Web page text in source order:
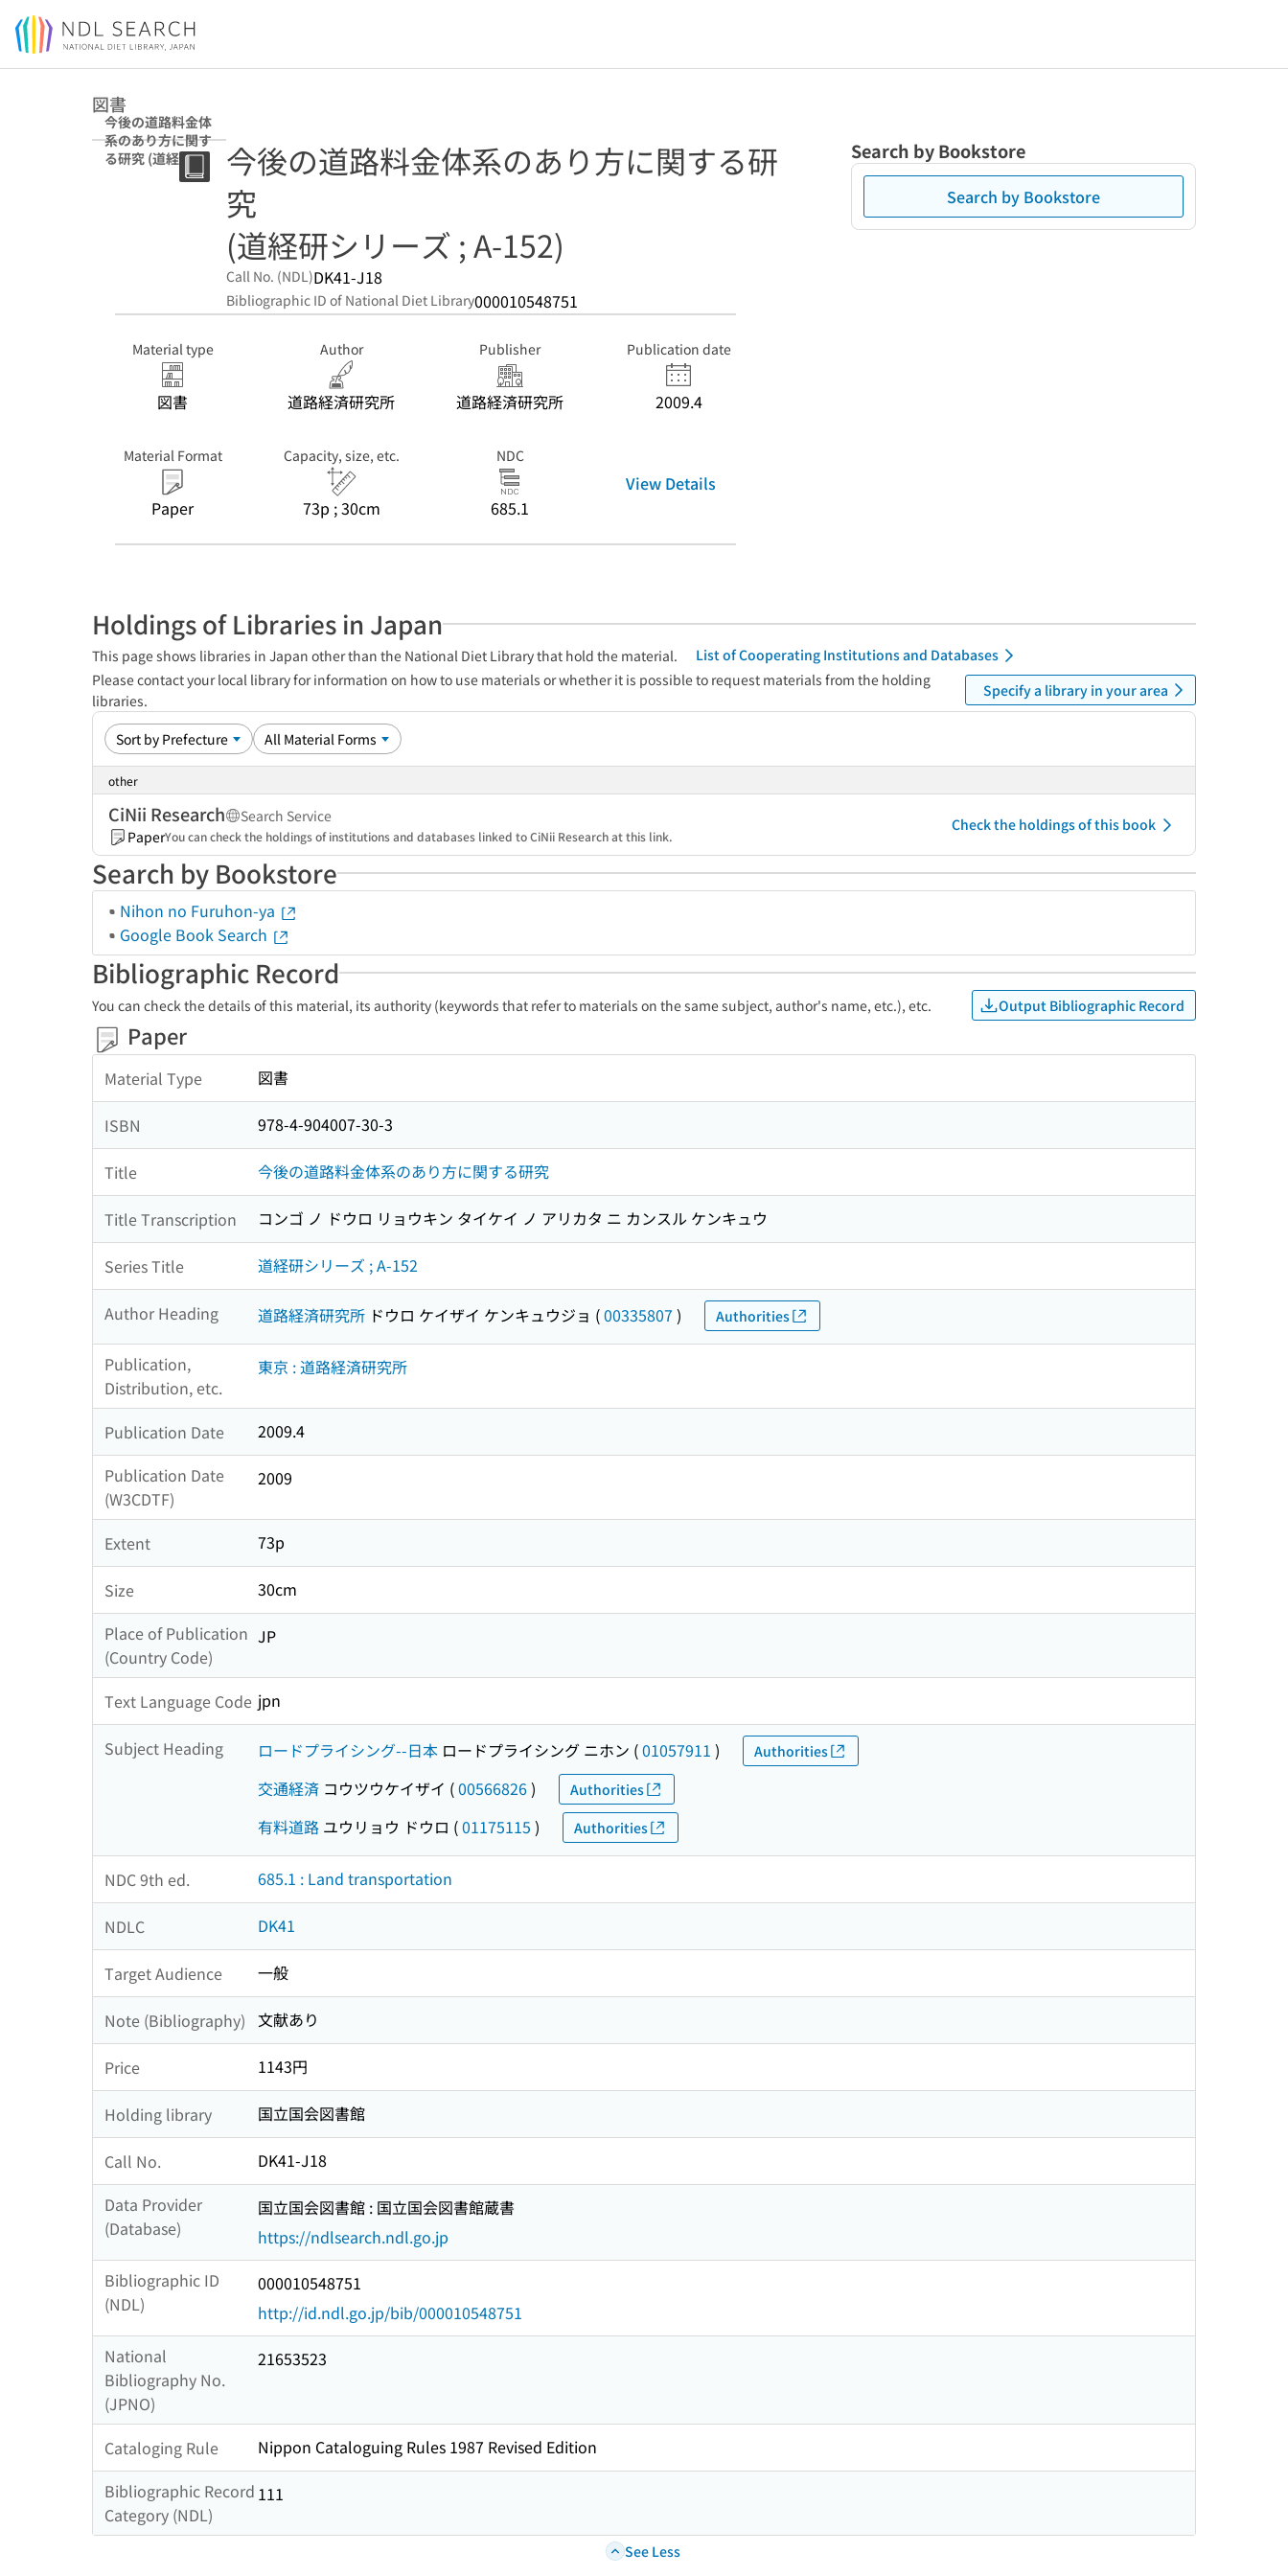
Jump to main content
図書
今後の道路料金体
系のあり方に関す
る研究 (道経研シ
リーズ ; A-152)
今後の道路料金体系のあり方に関する研
究
(道経研シリーズ ; A-152)
Call No. (NDL)DK41-J18
Bibliographic ID of National Diet Library000010548751
Material type
図書
Author
道路経済研究所
Publisher
道路経済研究所
Publication date
2009.4
Material Format
Paper
Capacity, size, etc.
73p ; 30cm
NDC
685.1
View Details
Search by Bookstore
Search by Bookstore
Holdings of Libraries in Japan
This page shows libraries in Japan other than the National Diet Library that hold the material.
List of Cooperating Institutions and Databases
Please contact your local library for information on how to use materials or whether it is possible to request materials from the holding
libraries.
Specify a library in your area
other
CiNii Research
Search Service
PaperYou can check the holdings of institutions and databases linked to CiNii Research at this link.
Check the holdings of this book
Search by Bookstore
Nihon no Furuhon-ya
Google Book Search
Bibliographic Record
You can check the details of this material, its authority (keywords that refer to materials on the same subject, author's name, etc.), etc. Output Bibliographic Record
Paper
Material Type 図書
ISBN 978-4-904007-30-3
Title 今後の道路料金体系のあり方に関する研究
Title Transcription コンゴ ノ ドウロ リョウキン タイケイ ノ アリカタ ニ カンスル ケンキュウ
Series Title 道経研シリーズ ; A-152
Author Heading 道路経済研究所 ドウロ ケイザイ ケンキュウジョ (00335807 ) Authorities
Publication,
Distribution, etc.
東京 : 道路経済研究所
Publication Date
2009.4
Publication Date
(W3CDTF)
2009
Extent 73p
Size
30cm
Place of Publication
(Country Code)
JP
Text Language Code jpn
Subject Heading ロードプライシング--日本 ロードプライシング ニホン (01057911 ) Authorities
交通経済 コウツウケイザイ (00566826) Authorities
有料道路 ユウリョウ ドウロ (01175115 ) Authorities
NDC 9th ed. 685.1 : Land transportation
NDLC DK41
Target Audience 一般
Note (Bibliography) 文献あり
Price 1143円
Holding library 国立国会図書館
Call No.
DK41-J18
Data Provider
(Database)
国立国会図書館 : 国立国会図書館蔵書
https://ndlsearch.ndl.go.jp
Bibliographic ID
(NDL)
000010548751
http://id.ndl.go.jp/bib/000010548751
National
Bibliography No.
(JPNO)
21653523
Cataloging Rule
Nippon Cataloguing Rules 1987 Revised Edition
Bibliographic Record
Category (NDL)
111
See Less